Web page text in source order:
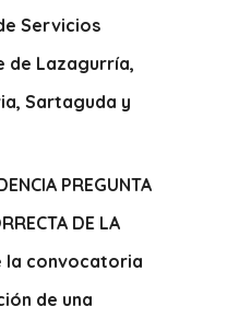
Servicios
de Lazagurría,
Sartaguda y
PREGUNTA
DE LA
la convocatoria
de una